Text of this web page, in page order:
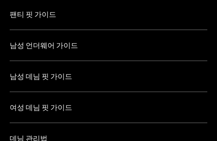
팬티 핏 가이드
남성 언더웨어 가이드
남성 데님 핏 가이드
여성 데님 핏 가이드
데님 관리법